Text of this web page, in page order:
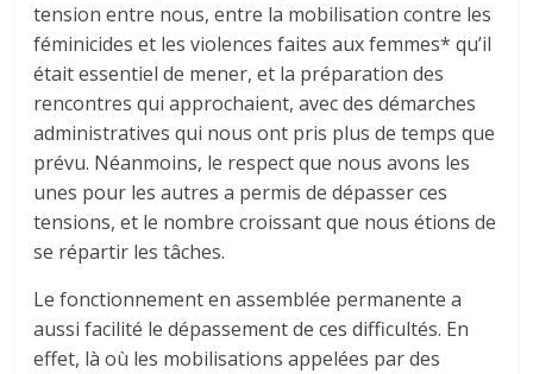
tension entre nous, entre la mobilisation contre les
féminicides et les violences faites aux femmes* qu’il
était essentiel de mener, et la préparation des
rencontres qui approchaient, avec des démarches
administratives qui nous ont pris plus de temps que
prévu. Néanmoins, le respect que nous avons les
unes pour les autres a permis de dépasser ces
tensions, et le nombre croissant que nous étions de
se répartir les tâches.
Le fonctionnement en assemblée permanente a
aussi facilité le dépassement de ces difficultés. En
effet, là où les mobilisations appelées par des